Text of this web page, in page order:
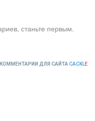
станьте первым.
КОММЕНТАРИИ ДЛЯ САЙТА CACKLE